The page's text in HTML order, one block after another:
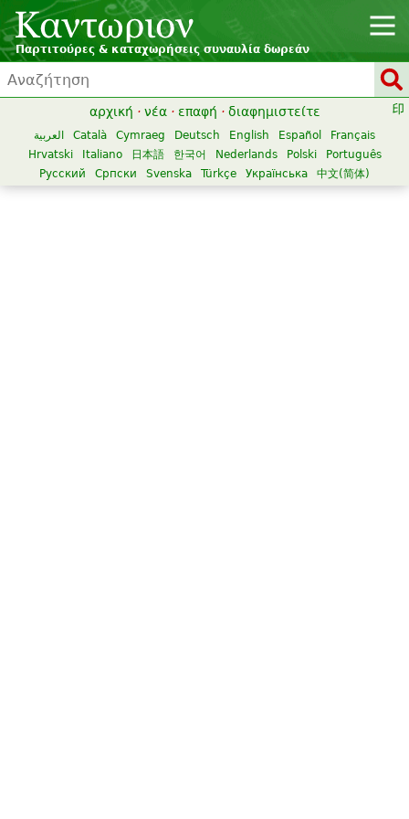
Παρτιτούρες & καταχωρήσεις συναυλία δωρεάν
αρχική · νέα · επαφή · διαφημιστείτε
العربية Català Cymraeg Deutsch English Español
Français
Hrvatski
Italiano 日本語 한국어 Nederlands Polski
Português
Русский
Српски Svenska Türkçe Українська 中文(简体)